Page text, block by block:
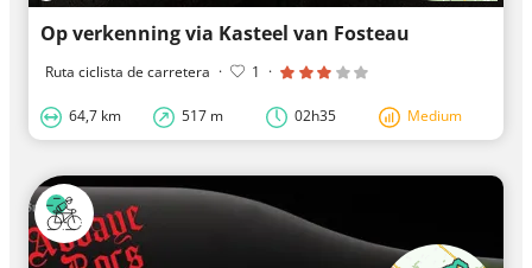
Op verkenning via Kasteel van Fosteau
Ruta ciclista de carretera · 1 ·
64,7 km 517 m 02h35 Medium